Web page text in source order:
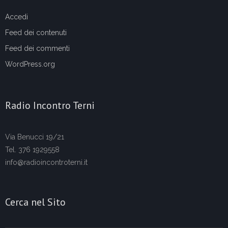
Accedi
Feed dei contenuti
Feed dei commenti
WordPress.org
Radio Incontro Terni
Via Benucci 19/21
Tel. 376 1929558
info@radioincontroterni.it
Cerca nel Sito